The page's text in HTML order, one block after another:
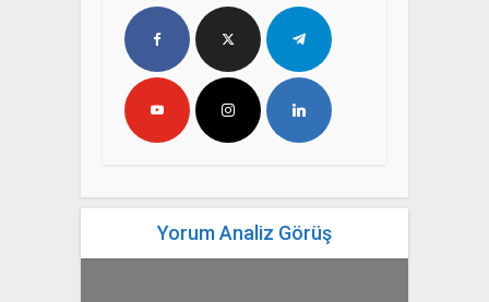
Yorum Analiz Görüş